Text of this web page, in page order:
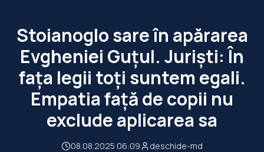
Stoianoglo sare în apărarea
Evgheniei Guțul. Juriști: În
fața legii toți suntem egali.
Empatia față de copii nu
exclude aplicarea sa
08.08.2025 06:09 deschide-md